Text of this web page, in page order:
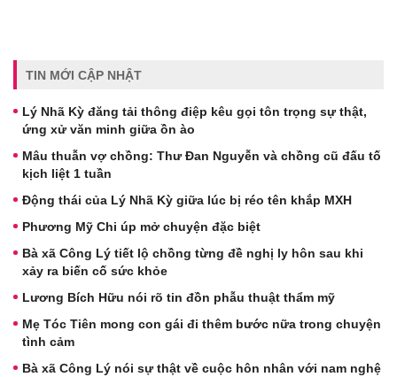
TIN MỚI CẬP NHẬT
Lý Nhã Kỳ đăng tải thông điệp kêu gọi tôn trọng sự thật,
ứng xử văn minh giữa ồn ào
Mâu thuẫn vợ chồng: Thư Đan Nguyễn và chồng cũ đấu tố
kịch liệt 1 tuần
Động thái của Lý Nhã Kỳ giữa lúc bị réo tên khắp MXH
Phương Mỹ Chi úp mở chuyện đặc biệt
Bà xã Công Lý tiết lộ chồng từng đề nghị ly hôn sau khi
xảy ra biến cố sức khỏe
Lương Bích Hữu nói rõ tin đồn phẫu thuật thẩm mỹ
Mẹ Tóc Tiên mong con gái đi thêm bước nữa trong chuyện
tình cảm
Bà xã Công Lý nói sự thật về cuộc hôn nhân với nam nghệ